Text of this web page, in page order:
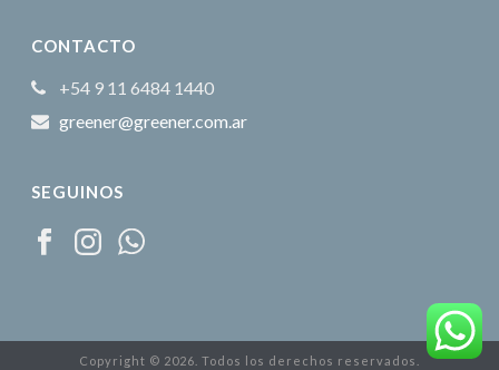
CONTACTO
+54 9 11 6484 1440
greener@greener.com.ar
SEGUINOS
Copyright © 2026. Todos los derechos reservados.